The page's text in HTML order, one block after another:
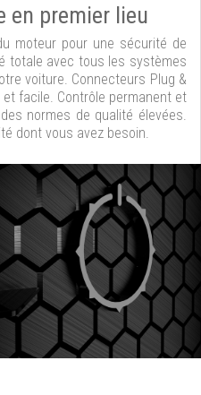
en premier lieu
moteur pour une sécurité de
totale avec tous les systèmes
voiture. Connecteurs Plug &
facile. Contrôle permanent et
normes de qualité élevées.
dont vous avez besoin.